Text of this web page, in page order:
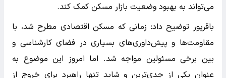
می‌تواند به بهبود وضعیت بازار مسکن کمک کند.
باقرپور توضیح داد: زمانی که مسکن اقتصادی مطرح شد، با
مقاومت‌ها و پیش‌داوری‌های بسیاری در فضای کارشناسی و
بین برخی مسئولین مواجه شد. اما امروز این موضوع به
عنوان یکی از جدی‌ترین و شاید تنها راهبرد برای خروج از